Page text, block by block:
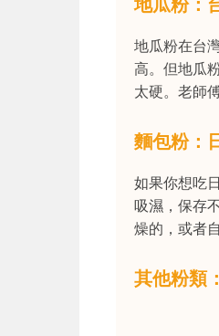
地瓜粉：
地瓜粉在台
高。但地瓜
太硬。老師
麵包粉：
如果你想吃
吸濕，保存
燥的，或者
其他粉類